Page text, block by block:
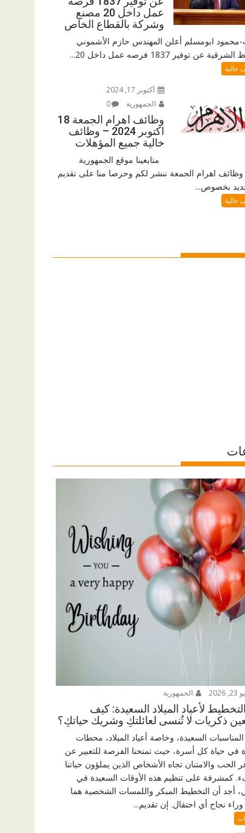
عمل داخل 20 مصنع
وشركة بالقطاع الخاص
محمود ابومسلم أعلن المهندس حازم الأشموني
عن توفير 1837 فرصه عمل داخل 20...
خالية
أكتوبر 17, 2024
الجمهورية
0
وظائف اهرام الجمعة 18
اكتوبر 2024 – وظائف
خالية جميع المؤهلات
متابعينا موقع الجمهورية
وظائف اهرام الجمعة ننشر لكم وحرصا منا على تقديم
بخصوص...
خالية
الجمهورية
لأعياد الميلاد السعيدة: كيف
ذكريات لا تُنسى لعائلتكِ وشريك حياتكِ؟
المناسبات السعيدة، وخاصة أعياد الميلاد، محطات
في حياة كل أسرة، حيث تمنحنا الفرصة للتعبير عن
الحب والامتنان تجاه الأشخاص الذين يملؤون حياتنا
كمشرفة على تنظيم هذه الأوقات السعيدة في
أجد أن التخطيط المبكر واللمسات الشخصية هما
نجاح أي احتفال. إن تقديم...